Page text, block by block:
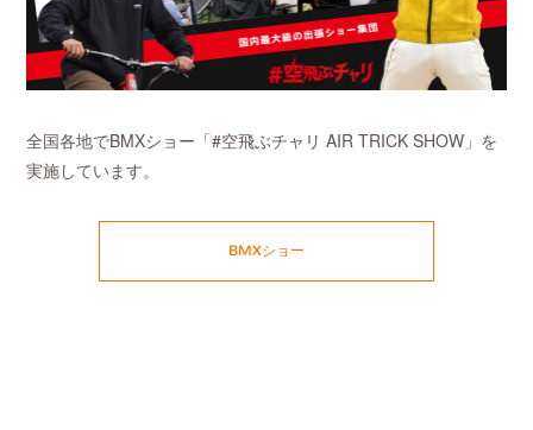
全国各地でBMXショー「#空飛ぶチャリ AIR TRICK SHOW」を
実施しています。
BMXショー